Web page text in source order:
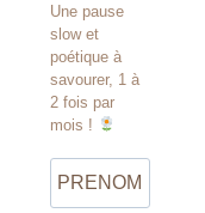
Une pause
slow et
poétique à
savourer, 1 à
2 fois par
mois !